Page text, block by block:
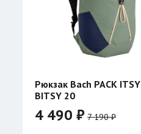
Рюкзак Bach PACK ITSY
BITSY 20
4 490 ₽ 7 190 ₽